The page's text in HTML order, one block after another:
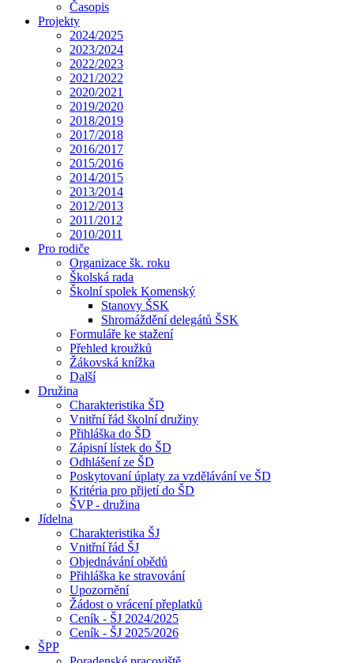
Časopis
Projekty
2024/2025
2023/2024
2022/2023
2021/2022
2020/2021
2019/2020
2018/2019
2017/2018
2016/2017
2015/2016
2014/2015
2013/2014
2012/2013
2011/2012
2010/2011
Pro rodiče
Organizace šk. roku
Školská rada
Školní spolek Komenský
Stanovy ŠSK
Shromáždění delegátů ŠSK
Formuláře ke stažení
Přehled kroužků
Žákovská knížka
Další
Družina
Charakteristika ŠD
Vnitřní řád školní družiny
Přihláška do ŠD
Zápisní lístek do ŠD
Odhlášení ze ŠD
Poskytovaní úplaty za vzdělávání ve ŠD
Kritéria pro přijetí do ŠD
ŠVP - družina
Jídelna
Charakteristika ŠJ
Vnitřní řád ŠJ
Objednávání obědů
Přihláška ke stravování
Upozornění
Žádost o vrácení přeplatků
Ceník - ŠJ 2024/2025
Ceník - ŠJ 2025/2026
ŠPP